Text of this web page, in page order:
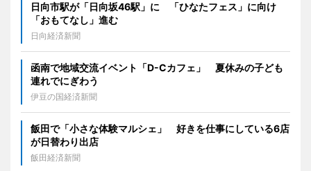
日向市駅が「日向坂46駅」に 「ひなたフェス」に向け
「おもてなし」進む
日向経済新聞
函南で地域交流イベント「D-Cカフェ」 夏休みの子ども
連れでにぎわう
伊豆の国経済新聞
飯田で「小さな体験マルシェ」 好きを仕事にしている6店
が日替わり出店
飯田経済新聞